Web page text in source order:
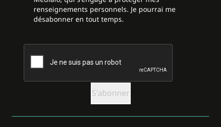
renseignements personnels. Je pourrai me
désabonner en tout temps.
CAPTCHA